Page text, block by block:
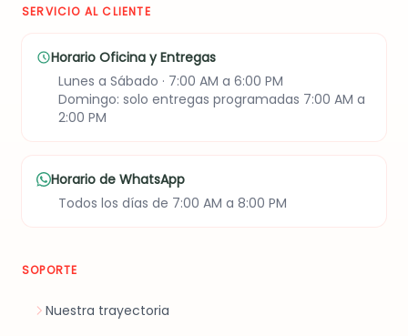
SERVICIO AL CLIENTE
Horario Oficina y Entregas
Lunes a Sábado · 7:00 AM a 6:00 PM
Domingo: solo entregas programadas 7:00 AM a
2:00 PM
Horario de WhatsApp
Todos los días de 7:00 AM a 8:00 PM
SOPORTE
Nuestra trayectoria